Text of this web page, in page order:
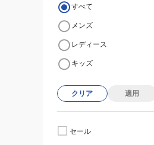
すべて
メンズ
レディース
キッズ
クリア 適用
セール